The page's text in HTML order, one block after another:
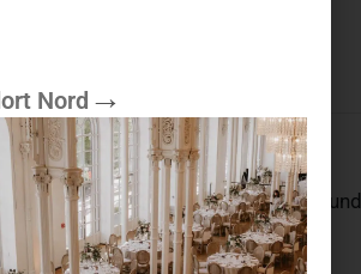
sorgt für einen stilvollen Akzent und
Dinners oder besonderen
gedeckten Tafel.
Nord